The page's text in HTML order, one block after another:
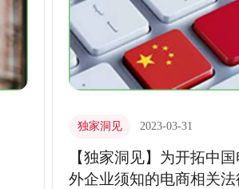
独家洞见 2023-03-31
【独家洞见】为开拓中
外企业须知的电商相关